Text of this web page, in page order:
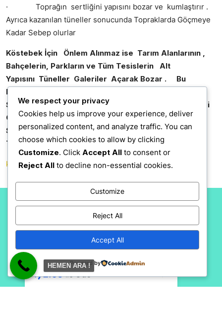
· Toprağın sertliğini yapısını bozar ve kumlaştırır .
Ayrıca kazanılan tüneller sonucunda Topraklarda Göçmeye
Kadar Sebep olurlar
Köstebek İçin Önlem Alınmaz ise Tarım Alanlarının ,
Bahçelerin, Parkların ve Tüm Tesislerin Alt
Yapısını Tüneller Galeriler Açarak Bozar . Bu
Da Toprağın Yapısını Temelini Bozar . Toprağın
Sertliğinini Bozar 3 Metre Derinliğe Kadar Kum Gibi
Olabilir. Toprakta Çökmelere Kaymalara Kadar
Sebebiyet Vererir. Ayrıca Elektirikl Kabloları Ve
Tesisatları Da Kemirmekten Kaçınmazlar .
köstebek kovucu cihaz
We respect your privacy
Cookies help us improve your experience, deliver
personalized content, and analyze traffic. You can
choose which cookies to allow by clicking
Customize. Click Accept All to consent or
Reject All to decline non-essential cookies.
Customize
Reject All
Accept All
Powered by
HEMEN ARA !